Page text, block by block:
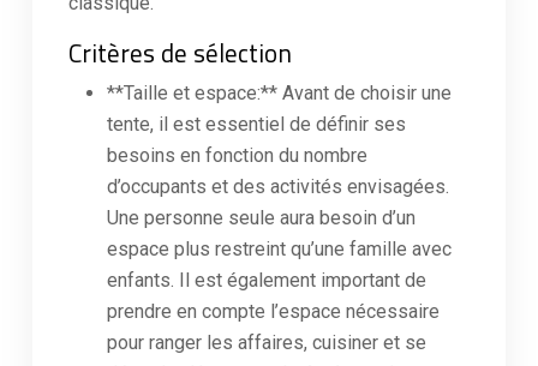
Critères de sélection
**Taille et espace:** Avant de choisir une
tente, il est essentiel de définir ses
besoins en fonction du nombre
d’occupants et des activités envisagées.
Une personne seule aura besoin d’un
espace plus restreint qu’une famille avec
enfants. Il est également important de
prendre en compte l’espace nécessaire
pour ranger les affaires, cuisiner et se